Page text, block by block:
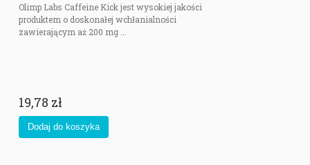
Olimp Labs Caffeine Kick jest wysokiej jakości
produktem o doskonałej wchłanialności
zawierającym aż 200 mg ...
19,78 zł